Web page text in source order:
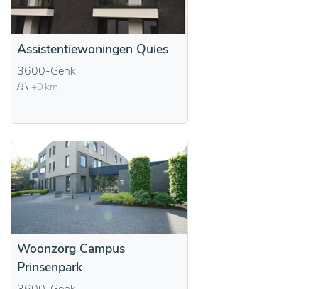
Assistentiewoningen Quies
3600-Genk
+0 km
Woonzorg Campus
Prinsenpark